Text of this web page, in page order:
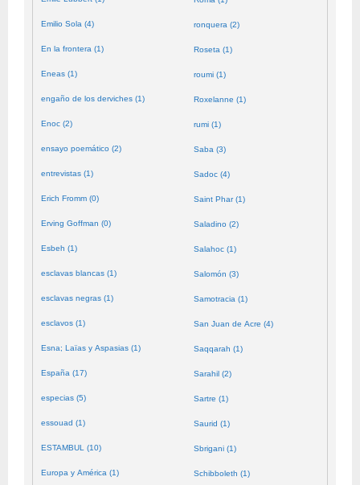
Emilio Sola (4)
En la frontera (1)
Eneas (1)
engaño de los derviches (1)
Enoc (2)
ensayo poemático (2)
entrevistas (1)
Erich Fromm (0)
Erving Goffman (0)
Esbeh (1)
esclavas blancas (1)
esclavas negras (1)
esclavos (1)
Esna; Laïas y Aspasias (1)
España (17)
especias (5)
essouad (1)
ESTAMBUL (10)
Europa y América (1)
ronquera (2)
Roseta (1)
roumi (1)
Roxelanne (1)
rumi (1)
Saba (3)
Sadoc (4)
Saint Phar (1)
Saladino (2)
Salahoc (1)
Salomón (3)
Samotracia (1)
San Juan de Acre (4)
Saqqarah (1)
Sarahil (2)
Sartre (1)
Saurid (1)
Sbrigani (1)
Schibboleth (1)